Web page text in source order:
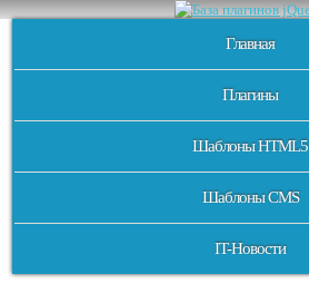
Главная
Плагины
Шаблоны HTML5
Шаблоны CMS
IT-Новости